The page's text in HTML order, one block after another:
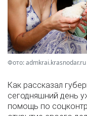
Фото: admkrai.krasnodar.ru
Как рассказал
сегодняшний день
помощь по